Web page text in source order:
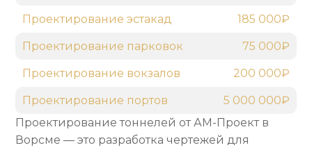
Проектирование тоннелей от АМ-Проект в
Ворсме — это разработка чертежей для
Проектирование эстакад 185 000₽
Проектирование парковок 75 000₽
Проектирование вокзалов 200 000₽
Проектирование портов 5 000 000₽